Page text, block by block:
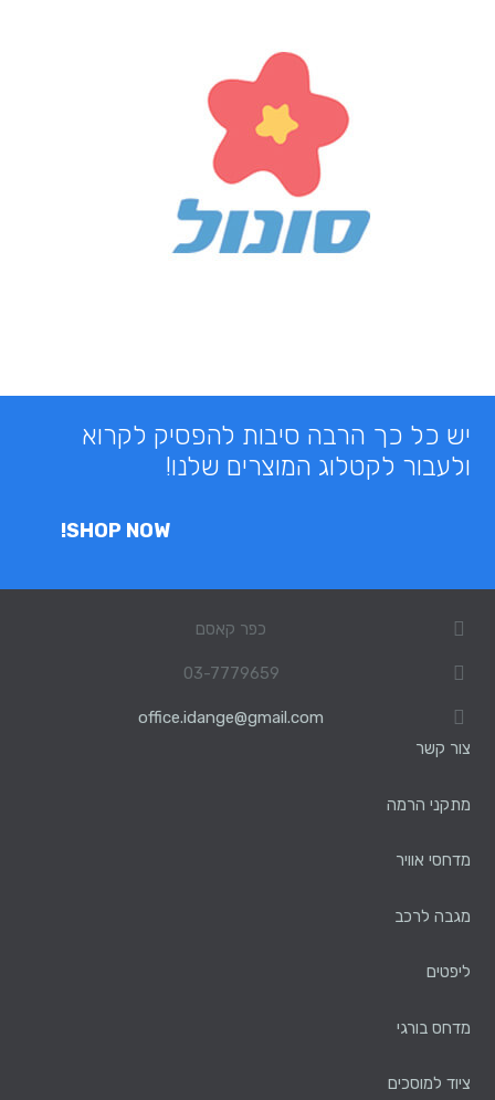
יש כל כך הרבה סיבות להפסיק לקרוא
ולעבור לקטלוג המוצרים שלנו!
SHOP NOW!
כפר קאסם
03-7779659
office.idange@gmail.com
צור קשר
מתקני הרמה
מדחסי אוויר
מגבה לרכב
ליפטים
מדחס בורגי
ציוד למוסכים